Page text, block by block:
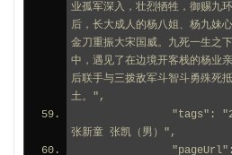
业孤军深入，壮烈牺牲，御赐九
后，长大成人的杨八姐、杨九妹
金刀重振大宋国威。九死一生之
中，遇见了在边境开客栈的杨业
后联手与三拨敌军斗智斗勇殊死
土。",
张新童 张凯（男）",